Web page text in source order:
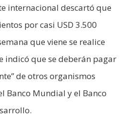
internacional descartó que
por casi USD 3.500
que viene se realice
indicó que se deberán pagar
de otros organismos
Banco Mundial y el Banco